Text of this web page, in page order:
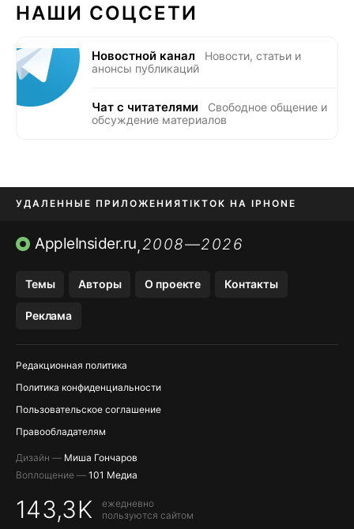
НАШИ СОЦСЕТИ
Новостной канал
Новости, статьи и
анонсы публикаций
Чат с читателями
Свободное общение и
обсуждение материалов
УДАЛЕННЫЕ ПРИЛОЖЕНИЯTIKTOK НА IPHONE
ПРИЛОЖЕНИЯ БЕЗ APP STORE
AppleInsider.ru,2008—2026
Темы Авторы О проекте Контакты
Реклама
Редакционная политика
Политика конфиденциальности
Пользовательское соглашение
Правообладателям
Дизайн — Миша Гончаров
Воплощение — 101 Медиа
143,3K
ежедневно
пользуются сайтом